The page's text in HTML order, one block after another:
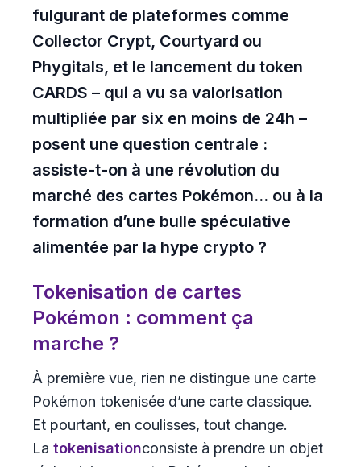
fulgurant de plateformes comme
Collector Crypt, Courtyard ou
Phygitals, et le lancement du token
CARDS – qui a vu sa valorisation
multipliée par six en moins de 24h –
posent une question centrale :
assiste-t-on à une révolution du
marché des cartes Pokémon... ou à la
formation d’une bulle spéculative
alimentée par la hype crypto ?
Tokenisation de cartes
Pokémon : comment ça
marche ?
À première vue, rien ne distingue une carte
Pokémon tokenisée d’une carte classique.
Et pourtant, en coulisses, tout change.
La tokenisationconsiste à prendre un objet